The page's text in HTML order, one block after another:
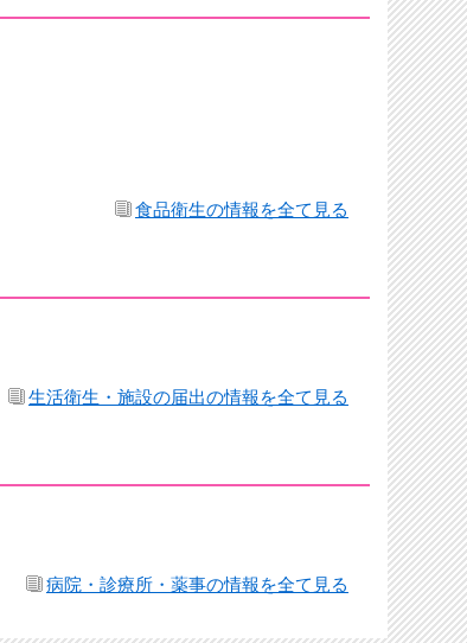
食品衛生の情報を全て見る
生活衛生・施設の届出の情報を全て見る
病院・診療所・薬事の情報を全て見る